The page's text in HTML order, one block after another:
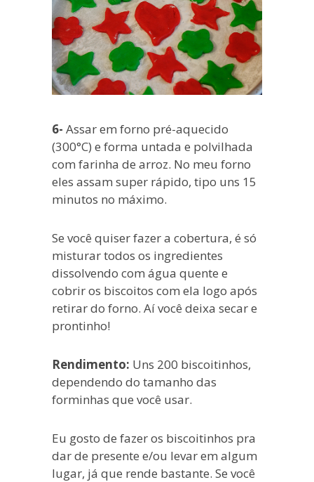
6- Assar em forno pré-aquecido
(300°C) e forma untada e polvilhada
com farinha de arroz. No meu forno
eles assam super rápido, tipo uns 15
minutos no máximo.
Se você quiser fazer a cobertura, é só
misturar todos os ingredientes
dissolvendo com água quente e
cobrir os biscoitos com ela logo após
retirar do forno. Aí você deixa secar e
prontinho!
Rendimento: Uns 200 biscoitinhos,
dependendo do tamanho das
forminhas que você usar.
Eu gosto de fazer os biscoitinhos pra
dar de presente e/ou levar em algum
lugar, já que rende bastante. Se você